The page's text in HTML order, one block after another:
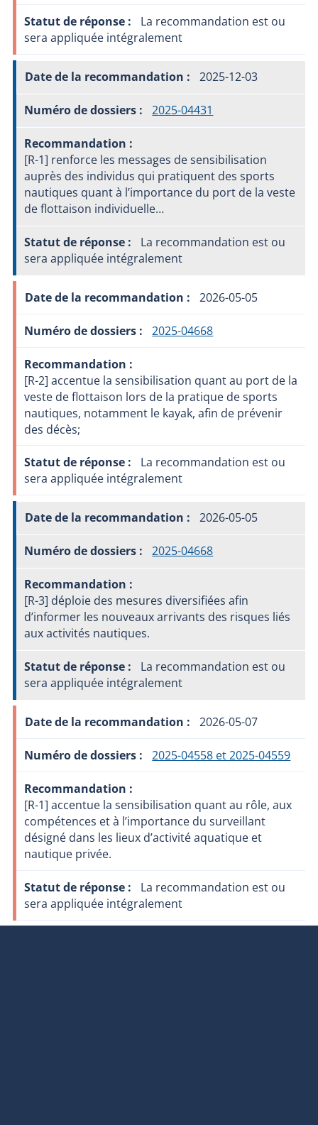
La recommandation est ou
sera appliquée intégralement
2025-12-03
2025-04431
[R-1] renforce les messages de sensibilisation
auprès des individus qui pratiquent des sports
nautiques quant à l’importance du port de la veste
de flottaison individuelle…
La recommandation est ou
sera appliquée intégralement
2026-05-05
2025-04668
[R-2] accentue la sensibilisation quant au port de la
veste de flottaison lors de la pratique de sports
nautiques, notamment le kayak, afin de prévenir
des décès;
La recommandation est ou
sera appliquée intégralement
2026-05-05
2025-04668
[R-3] déploie des mesures diversifiées afin
d’informer les nouveaux arrivants des risques liés
aux activités nautiques.
La recommandation est ou
sera appliquée intégralement
2026-05-07
2025-04558 et 2025-04559
[R-1] accentue la sensibilisation quant au rôle, aux
compétences et à l’importance du surveillant
désigné dans les lieux d’activité aquatique et
nautique privée.
La recommandation est ou
sera appliquée intégralement